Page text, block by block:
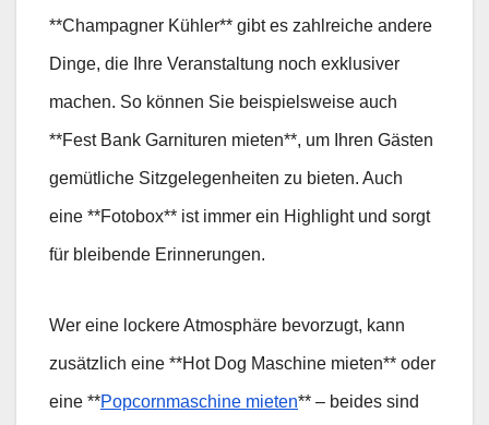
**Champagner Kühler** gibt es zahlreiche andere
Dinge, die Ihre Veranstaltung noch exklusiver
machen. So können Sie beispielsweise auch
**Fest Bank Garnituren mieten**, um Ihren Gästen
gemütliche Sitzgelegenheiten zu bieten. Auch
eine **Fotobox** ist immer ein Highlight und sorgt
für bleibende Erinnerungen.
Wer eine lockere Atmosphäre bevorzugt, kann
zusätzlich eine **Hot Dog Maschine mieten** oder
eine **Popcornmaschine mieten** – beides sind